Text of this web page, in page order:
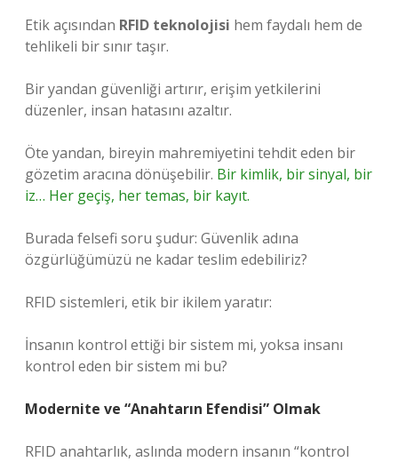
Etik açısından RFID teknolojisi hem faydalı hem de
tehlikeli bir sınır taşır.
Bir yandan güvenliği artırır, erişim yetkilerini
düzenler, insan hatasını azaltır.
Öte yandan, bireyin mahremiyetini tehdit eden bir
gözetim aracına dönüşebilir. Bir kimlik, bir sinyal, bir
iz… Her geçiş, her temas, bir kayıt.
Burada felsefi soru şudur: Güvenlik adına
özgürlüğümüzü ne kadar teslim edebiliriz?
RFID sistemleri, etik bir ikilem yaratır:
İnsanın kontrol ettiği bir sistem mi, yoksa insanı
kontrol eden bir sistem mi bu?
Modernite ve “Anahtarın Efendisi” Olmak
RFID anahtarlık, aslında modern insanın “kontrol